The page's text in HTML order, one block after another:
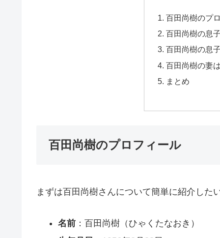
百田尚樹のプ
百田尚樹の息
百田尚樹の息
百田尚樹の妻
まとめ
百田尚樹のプロフィール
まずは百田尚樹さんについて簡単に紹介した
名前：百田尚樹（ひゃくたなおき）